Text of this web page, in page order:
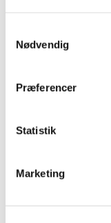
Nødvendig
Præferencer
Statistik
Marketing
2015 (33)
december (3)
september (7)
juli (2)
maj (2)